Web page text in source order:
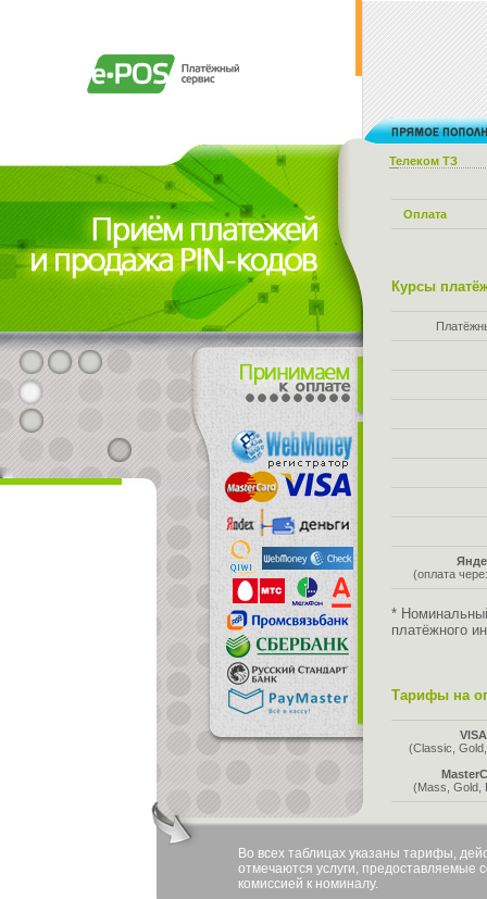
Телеком ТЗ
Оплата
Курсы
(оплата
*
платёжного
Тарифы на
VISA
(Classic,
(Mass, Gold,
Во всех таблицах указаны тарифы,
отмечаются услуги, предоставляемые
комиссией к номиналу.